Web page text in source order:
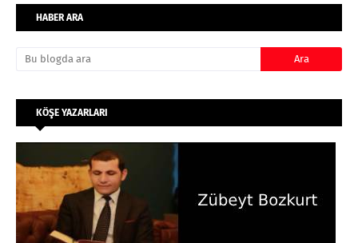
HABER ARA
KÖŞE YAZARLARI